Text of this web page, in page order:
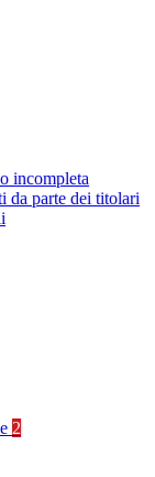
incompleta
da parte dei titolari
2